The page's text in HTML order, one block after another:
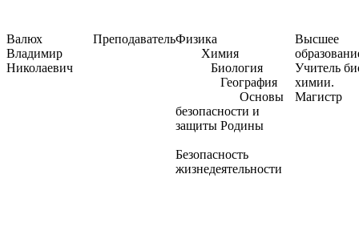
Валюх
Владимир
Николаевич
ПреподавательФизика
Химия
Биология
География
Основы
безопасности и
защиты Родины
Безопасность
жизнедеятельности
Высшее
Учитель
химии.
Магистр